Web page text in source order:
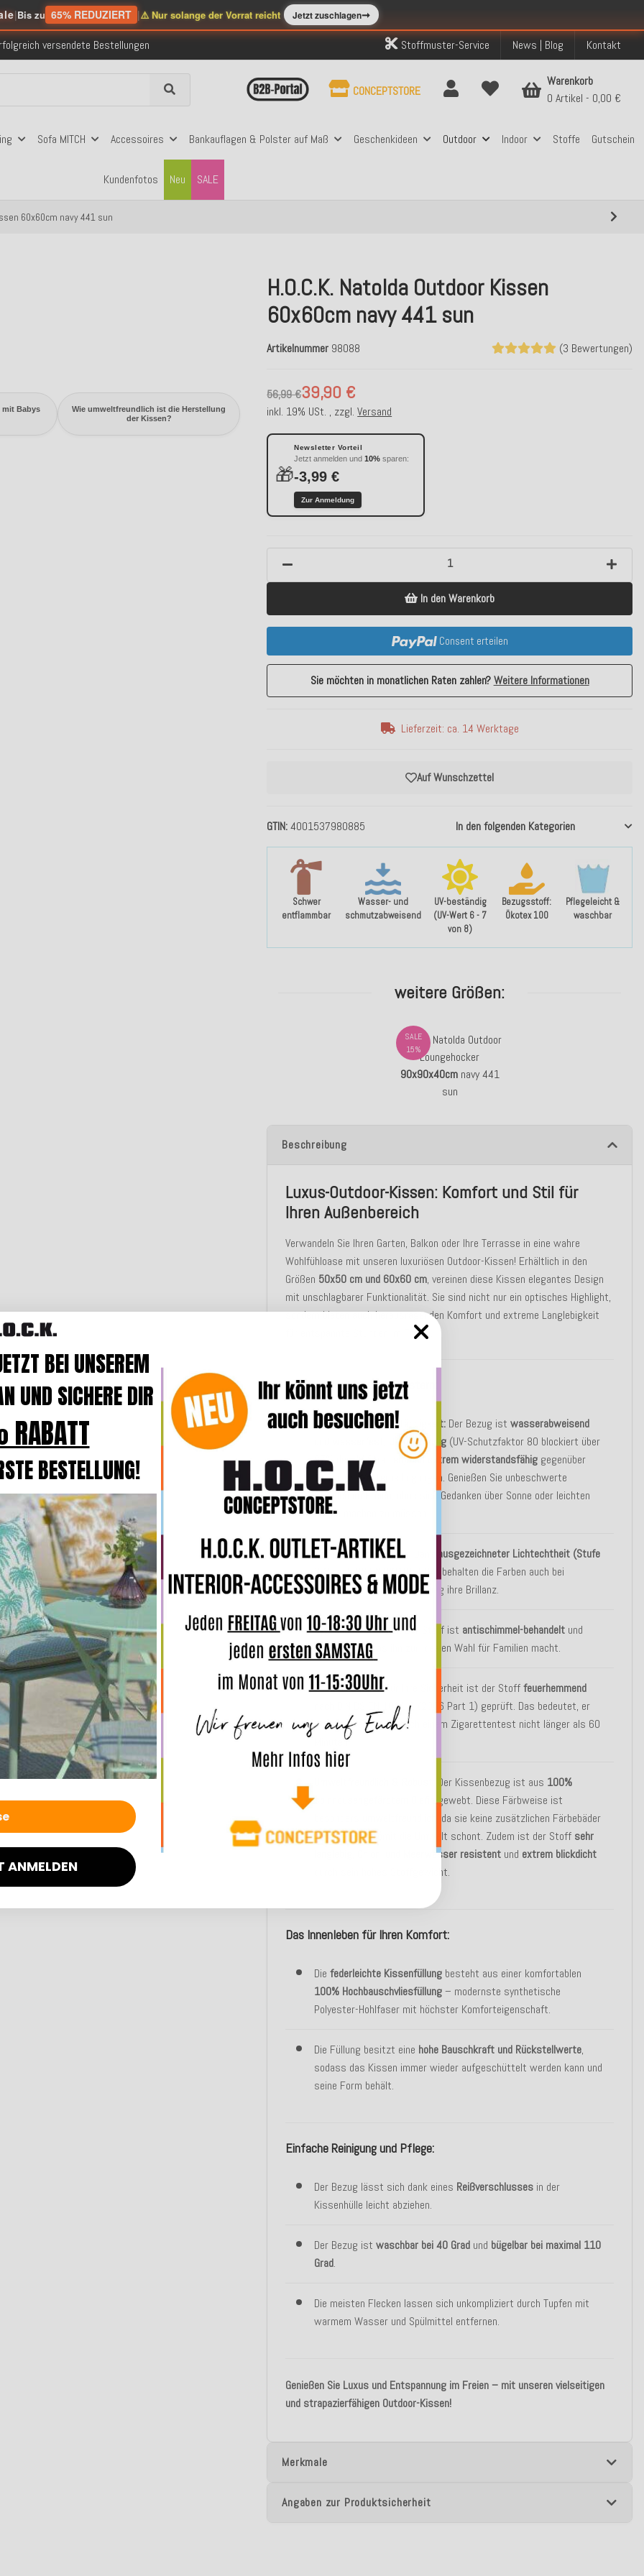
|Bis zu 65% REDUZIERT |⚠️ Nur solange der Vorrat reicht Jetzt zuschlagen➞
Deutschlands ab 99€ Bestellwert
versendete Bestellungen
Klarna, PayPal & Amazon Pay Stoffmuster-Service News | Blog Kontakt
Sofa MITCH Accessoires Bankauflagen & Polster auf Maß Geschenkideen Outdoor Indoor Stoffe Gutschein
Kundenfotos SALE
Neu
CONCEPTSTORE
Warenkorb
0 Artikel
0,00 €
60x60cm navy 441 sun
mit Babys
Wie umweltfreundlich ist die Herstellung
der Kissen?
H.O.C.K. Natolda Outdoor Kissen
60x60cm navy 441 sun
(3 Bewertungen)
Artikelnummer 98088
Schwer
entflammbar
Wasser- und
schmutzabweisend
UV-beständig
(UV-Wert 6 - 7
von 8)
Bezugsstoff:
Ökotex 100
Pflegeleicht &
waschbar
GTIN 4001537980885 In den folgenden Kategorien
39,90 €
56,99 €
inkl. 19% USt. , zzgl.Versand
🎁
Newsletter Vorteil
Jetzt anmelden und10% sparen:
-3,99 €
Zur Anmeldung
Auf Wunschzettel
In den Warenkorb
Consent erteilen
Sie möchten in monatlichen Raten zahlen?Weitere Informationen
Lieferzeit: ca. 14 Werktage
weitere Größen:
SALE
15%
H.O.C.K. Natolda Outdoor
Loungehocker
90x90x40cmnavy 441
sun
Beschreibung
Luxus-Outdoor-Kissen: Komfort und Stil für
Ihren Außenbereich
Verwandeln Sie Ihren Garten, Balkon oder Ihre Terrasse in eine wahre
Wohlfühloase mit unseren luxuriösen Outdoor-Kissen! Erhältlich in den
Größen 50x50 cm und 60x60 cm, vereinen diese Kissen elegantes Design
mit unschlagbarer Funktionalität. Sie sind nicht nur ein optisches Highlight,
sondern bieten auch herausragenden Komfort und extreme Langlebigkeit
für entspannte Stunden im Freien.
Stoffmerkmale, die begeistern:
Höchste Wetterbeständigkeit: Der Bezug istwasserabweisend
UV-beständig (UV-Schutzfaktor 80 blockiert über
97% der UV-Strahlen) und
extrem widerstandsfähig gegenüber
extremen Wetterbedingungen. Genießen Sie unbeschwerte
Stunden im Freien, ohne sich Gedanken über Sonne oder leichten
Regen machen zu müssen.
Langanhaltende Farbe:
ausgezeichneter Lichtechtheit (Stufe
7-8 nach BS EN ISO105-B04)
behalten die Farben auch bei
intensiver Sonneneinstrahlung ihre Brillanz.
Hygienisch & Sicher:Der Stoff ist antischimmel-behandelt und
baby-sicher, was ihn zur idealen Wahl für Familien macht.
Feuerhemmend:Für Ihre Sicherheit ist der Stofffeuerhemmend
nach DIN BS EN 1021-1 (2006 Part 1) geprüft. Das bedeutet, er
glimmt oder brennt nach einem Zigarettentest nicht länger als 60
Minuten.
Der Kissenbezug ist aus 100%
spinndüsengefärbtem Olefin gewebt. Diese Färbweise ist
, da sie keine zusätzlichen Färbebäder
benötigt und somit die Umwelt schont. Zudem ist der Stoff sehr
Chlor- und Meerwasser resistent und extrem blickdicht
durch sein hohes Stoffgewicht.
Das Innenleben für Ihren Komfort:
Diefederleichte Kissenfüllung besteht aus einer komfortablen
100% Hochbauschvliesfüllung– modernste synthetische
Polyester-Hohlfaser mit höchster Komforteigenschaft.
Die Füllung besitzt eine hohe Bauschkraft und Rückstellwerte,
sodass das Kissen immer wieder aufgeschüttelt werden kann und
seine Form behält.
Einfache Reinigung und Pflege:
Der Bezug lässt sich dank eines Reißverschlusses in der
Kissenhülle leicht abziehen.
Der Bezug istwaschbar bei 40 Grad und bügelbar bei maximal 110
Grad.
Die meisten Flecken lassen sich unkompliziert durch Tupfen mit
warmem Wasser und Spülmittel entfernen.
Genießen Sie Luxus und Entspannung im Freien – mit unseren vielseitigen
und strapazierfähigen Outdoor-Kissen!
Merkmale
Angaben zur Produktsicherheit
BEI UNSEREM
UND SICHERE DIR
BESTELLUNG!
ANMELDEN